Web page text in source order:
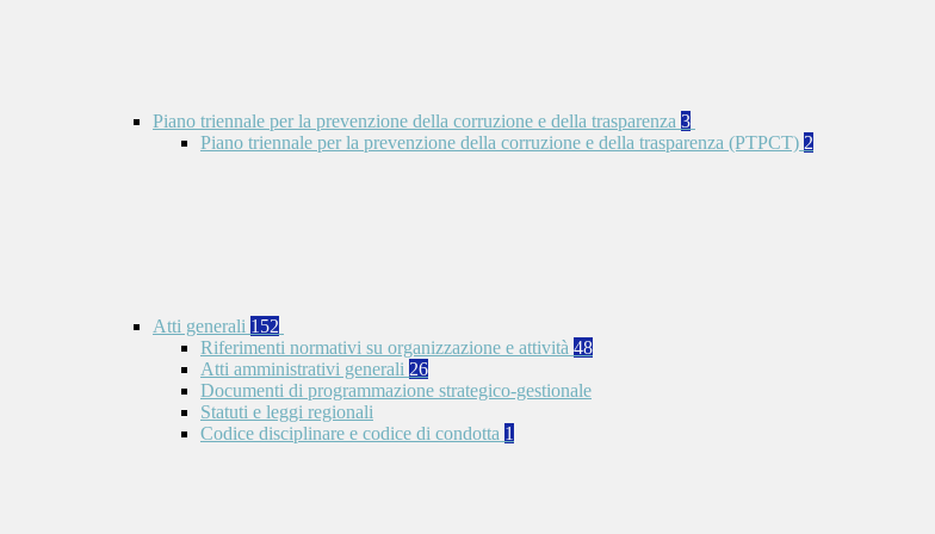
Piano triennale per la prevenzione della corruzione e della trasparenza 3
Piano triennale per la prevenzione della corruzione e della trasparenza (PTPCT) 2
Atti generali 152
Riferimenti normativi su organizzazione e attività 48
Atti amministrativi generali 26
Documenti di programmazione strategico-gestionale
Statuti e leggi regionali
Codice disciplinare e codice di condotta 1